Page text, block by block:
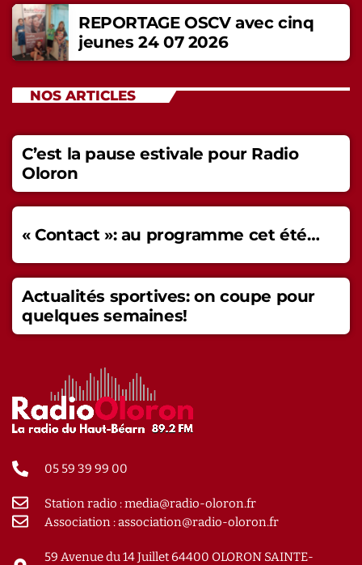
REPORTAGE OSCV avec cinq
jeunes 24 07 2026
NOS ARTICLES
C’est la pause estivale pour Radio
Oloron
« Contact »: au programme cet été…
Actualités sportives: on coupe pour
quelques semaines!
05 59 39 99 00
Station radio : media@radio-oloron.fr
Association : association@radio-oloron.fr
59 Avenue du 14 Juillet 64400 OLORON SAINTE-